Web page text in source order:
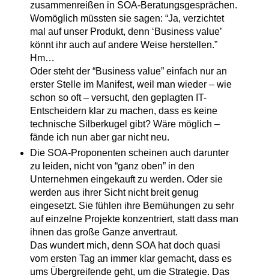
zusammenreißen in SOA-Beratungsgesprächen.
Womöglich müssten sie sagen: “Ja, verzichtet
mal auf unser Produkt, denn ‘Business value’
könnt ihr auch auf andere Weise herstellen.”
Hm…
Oder steht der “Business value” einfach nur an
erster Stelle im Manifest, weil man wieder – wie
schon so oft – versucht, den geplagten IT-
Entscheidern klar zu machen, dass es keine
technische Silberkugel gibt? Wäre möglich –
fände ich nun aber gar nicht neu.
Die SOA-Proponenten scheinen auch darunter
zu leiden, nicht von “ganz oben” in den
Unternehmen eingekauft zu werden. Oder sie
werden aus ihrer Sicht nicht breit genug
eingesetzt. Sie fühlen ihre Bemühungen zu sehr
auf einzelne Projekte konzentriert, statt dass man
ihnen das große Ganze anvertraut.
Das wundert mich, denn SOA hat doch quasi
vom ersten Tag an immer klar gemacht, dass es
ums Übergreifende geht, um die Strategie. Das